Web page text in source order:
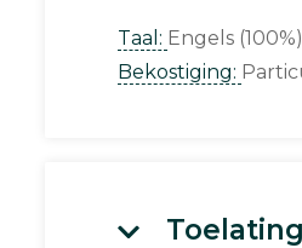
Taal: Engels (100%)
Bekostiging: